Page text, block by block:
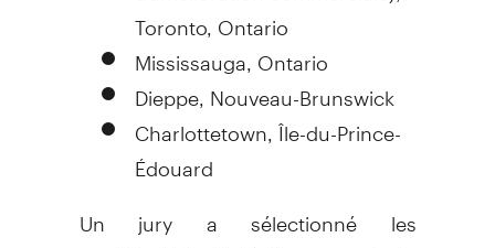
Toronto, Ontario
Mississauga, Ontario
Dieppe, Nouveau-Brunswick
Charlottetown, Île-du-Prince-
Édouard
Un jury a sélectionné les